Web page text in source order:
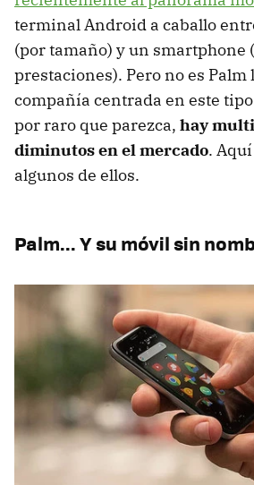
terminal Android a caballo
(por tamaño) y un smartphone
prestaciones). Pero no es Palm
compañía centrada en este
por raro que parezca, hay
diminutos en el mercado.
algunos de ellos.
Palm... Y su móvil sin